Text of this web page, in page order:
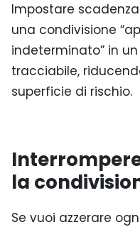
Impostare
una condivisione
indeterminato” in
tracciabile,
superficie di rischio.
la
Se vuoi azzerare